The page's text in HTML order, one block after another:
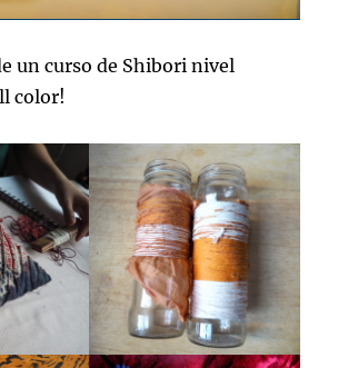
un curso de Shibori nivel
color!